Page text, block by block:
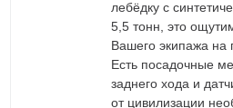
лебёдку с
5,5 тонн, это
Вашего экипажа на
Есть посадочные
заднего хода и
от цивилизации